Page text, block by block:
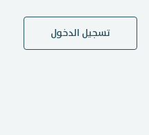
تسجيل الدخول